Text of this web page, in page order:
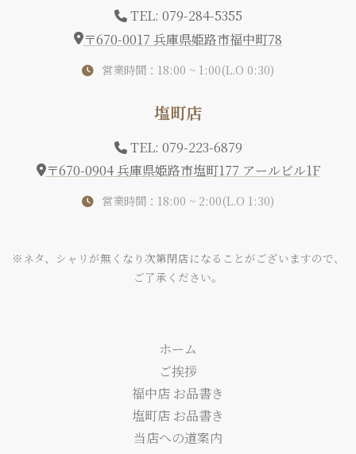
TEL: 079-284-5355
〒670-0017 兵庫県姫路市福中町78
営業時間：18:00 ~ 1:00(L.O 0:30)
塩町店
TEL: 079-223-6879
〒670-0904 兵庫県姫路市塩町177 アールビル1F
営業時間：18:00 ~ 2:00(L.O 1:30)
※ネタ、シャリが無くなり次第閉店になることがございますので、
ご了承ください。
ホーム
ご挨拶
福中店 お品書き
塩町店 お品書き
当店への道案内